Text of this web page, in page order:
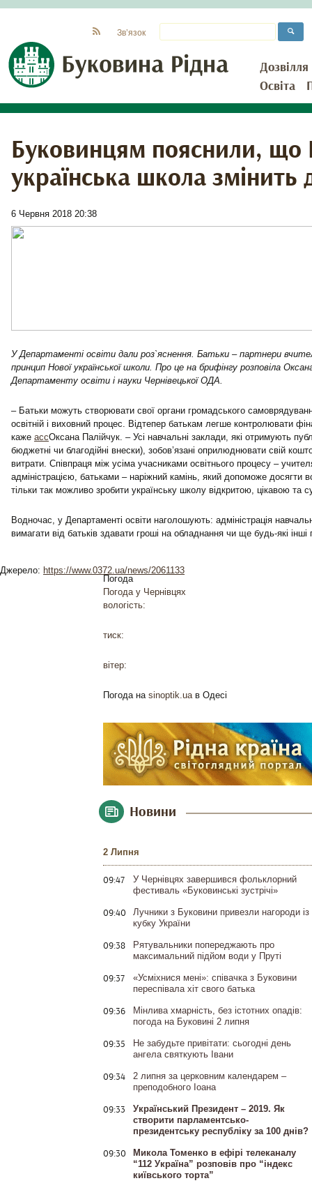
Дозвілля
Освіта
Зв’язок
Буковинцям пояснили, що
українська школа змінить
6 Червня 2018 20:38
У Департаменті освіти дали роз`яснення. Батьки – партнери
принцип Нової української школи. Про це на брифінгу розповіла
Департаменту освіти і науки Чернівецької ОДА.
– Батьки можуть створювати свої органи громадського
освітній і виховний процес. Відтепер батькам легше контролювати
каже ассОксана Палійчук. – Усі навчальні заклади, які отримують
бюджетні чи благодійні внески), зобов’язані оприлюднювати свій
витрати. Співпраця між усіма учасниками освітнього процесу –
адміністрацією, батьками – наріжний камінь, який допоможе досягти
тільки так можливо зробити українську школу відкритою, цікавою та
Водночас, у Департаменті освіти наголошують: адміністрація
вимагати від батьків здавати гроші на обладнання чи ще будь-які
Джерело: https://www.0372.ua/news/2061133
Погода
Погода у Чернівцях
вологість:
тиск:
вітер:
Погода на sinoptik.uaв Одесі
Новини
2 Липня
09:47
У Чернівцях завершився фольклорний
фестиваль «Буковинські зустрічі»
09:40
Лучники з Буковини привезли нагороди із
кубку України
09:38
Рятувальники попереджають про
максимальний підйом води у Пруті
09:37
«Усміхнися мені»: співачка з Буковини
переспівала хіт свого батька
09:36
Мінлива хмарність, без істотних опадів:
погода на Буковині 2 липня
09:35
Не забудьте привітати: сьогодні день
ангела святкують Івани
09:34
2 липня за церковним календарем –
преподобного Іоана
09:33
Український Президент – 2019. Як
створити парламентсько-
президентську республіку за 100 днів?
09:30
Микола Томенко в ефірі телеканалу
“112 Україна” розповів про “індекс
київського торта”